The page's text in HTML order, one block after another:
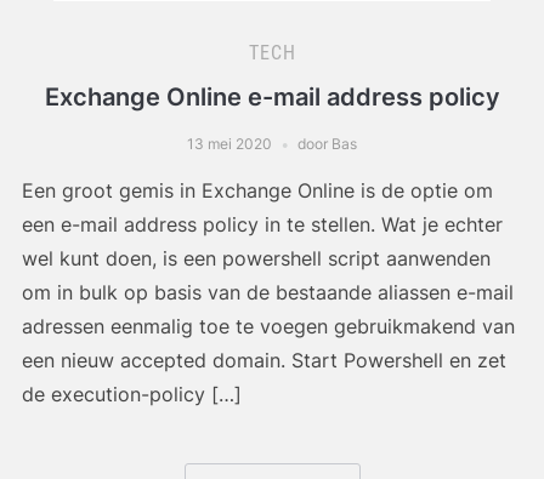
TECH
Exchange Online e-mail address policy
13 mei 2020 door Bas
Een groot gemis in Exchange Online is de optie om
een e-mail address policy in te stellen. Wat je echter
wel kunt doen, is een powershell script aanwenden
om in bulk op basis van de bestaande aliassen e-mail
adressen eenmalig toe te voegen gebruikmakend van
een nieuw accepted domain. Start Powershell en zet
de execution-policy […]